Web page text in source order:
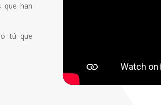
que han
tú que